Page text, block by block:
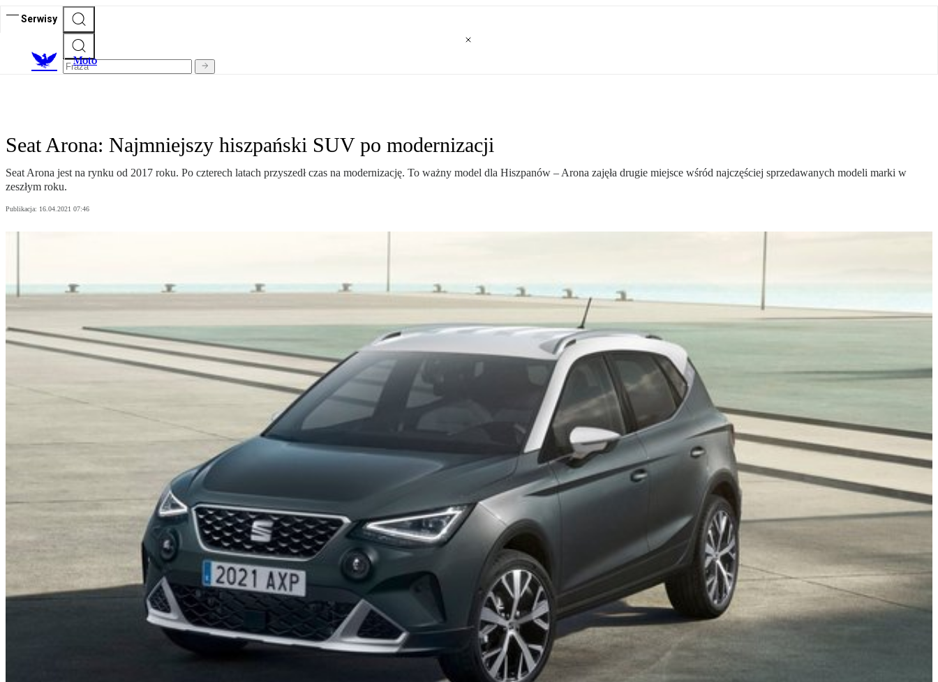
Serwisy
Moto
Seat Arona: Najmniejszy hiszpański SUV po modernizacji
Seat Arona jest na rynku od 2017 roku. Po czterech latach przyszedł czas na modernizację. To ważny model dla Hiszpanów – Arona zajęła drugie miejsce wśród najczęściej sprzedawanych modeli marki w
zeszłym roku.
Publikacja: 16.04.2021 07:46